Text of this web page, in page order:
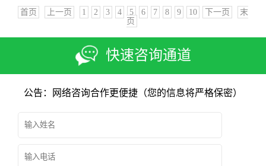
首页 上一页 1 2 3 4 5 6 7 8 9 10 下一页
末
页
快速咨询通道
公告：网络咨询合作更便捷（您的信息将严格保密）